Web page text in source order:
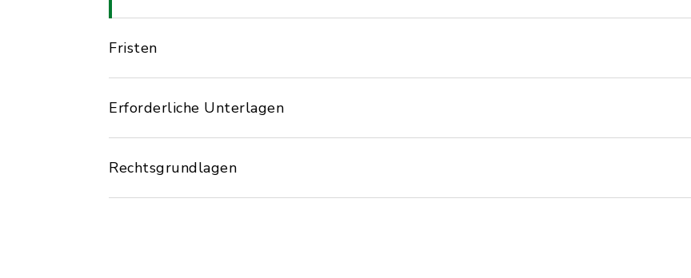
Fristen
Erforderliche Unterlagen
Rechtsgrundlagen